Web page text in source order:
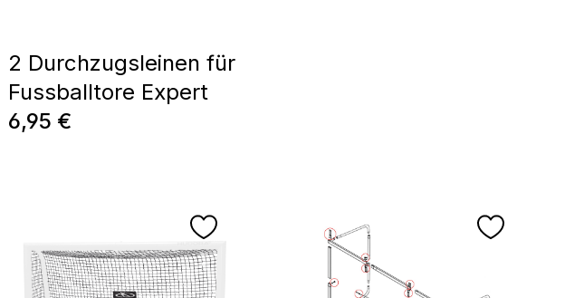
2 Durchzugsleinen für
Fussballtore Expert
Regulärer Preis:
6,95 €